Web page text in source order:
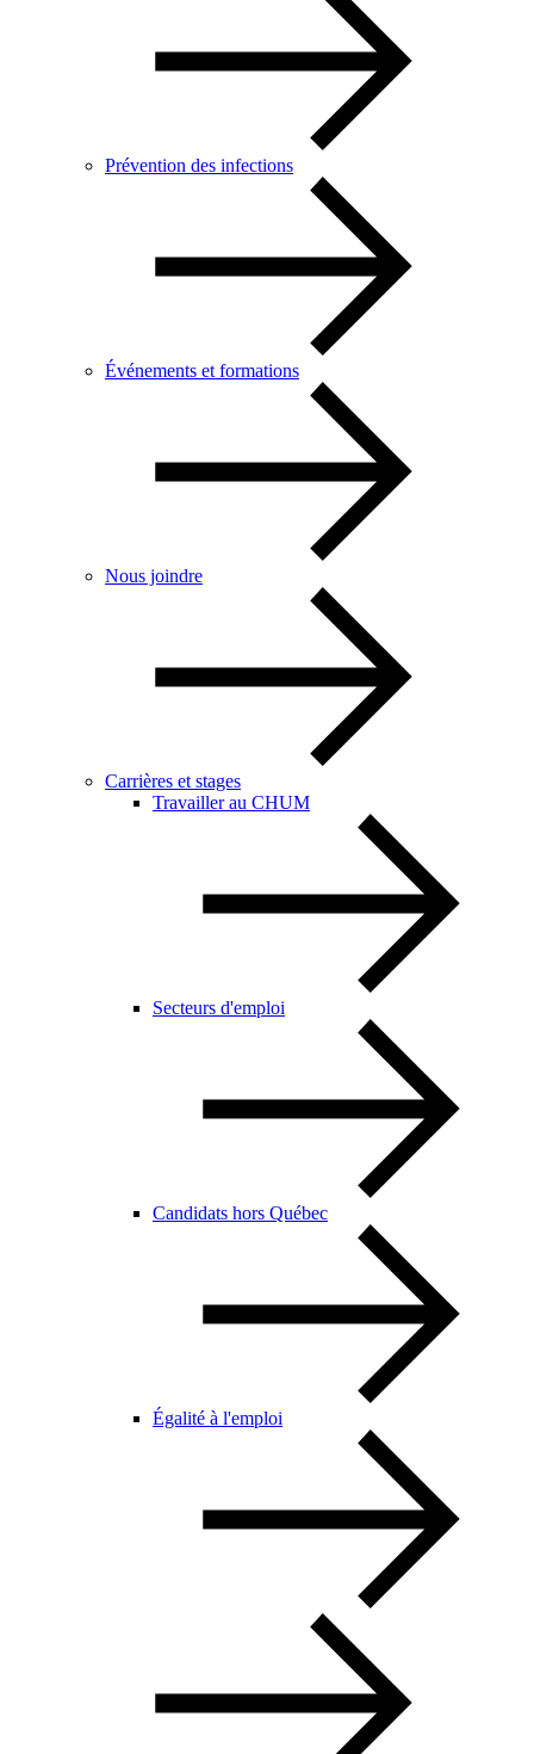
Prévention des infections
Événements et formations
Nous joindre
Carrières et stages
Travailler au CHUM
Secteurs d'emploi
Candidats hors Québec
Égalité à l'emploi